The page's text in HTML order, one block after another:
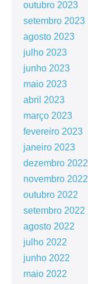
outubro 2023
setembro 2023
agosto 2023
julho 2023
junho 2023
maio 2023
abril 2023
março 2023
fevereiro 2023
janeiro 2023
dezembro 2022
novembro 2022
outubro 2022
setembro 2022
agosto 2022
julho 2022
junho 2022
maio 2022